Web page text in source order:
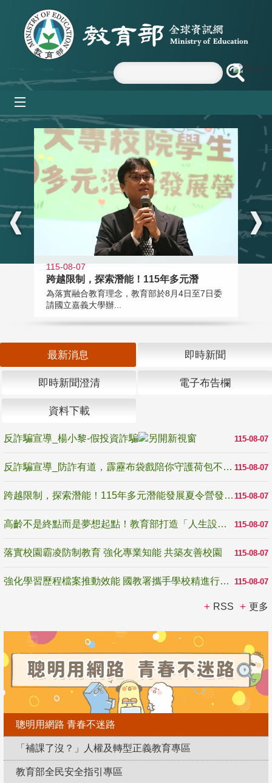
跳到主要內容區塊
:::
115-08-07
跨越限制，探索潛能！115年多元潛
為落實融合教育理念，教育部於8月4日至7日委
請國立嘉義大學辦...
最新消息 即時新聞
即時新聞澄清 電子布告欄
資料下載
115-08-07
反詐騙宣導_楊小黎-假投資詐騙
115-08-07
反詐騙宣導_防詐有道，霹靂布袋戲陪你守護荷包不受騙
115-08-07
跨越限制，探索潛能！115年多元潛能發展夏令營發掘生命無限可能
115-08-07
高齡不是終點而是夢想起點！教育部打造「人生設計夢工場」 參展第3屆高齡健康產業博覽會
115-08-07
落實校園霸凌防制教育 強化專業知能 共築友善校園
115-08-07
強化學習歷程檔案推動效能 國教署攜手學校精進行政與教學支持
RSS 更多
聰明用網路 青春不迷路
「補課了沒？」人權及轉型正義教育專區
教育部全民安全指引專區